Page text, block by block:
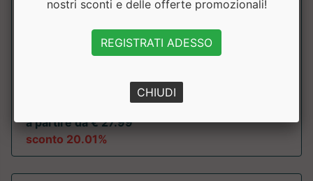
Pronutrition
Mg e Vit B6.Coadiuvante nel contr...
a partire da € 27.99
sconto 20.01%
nostri sconti e delle offerte promozionali!
REGISTRATI ADESSO
CHIUDI